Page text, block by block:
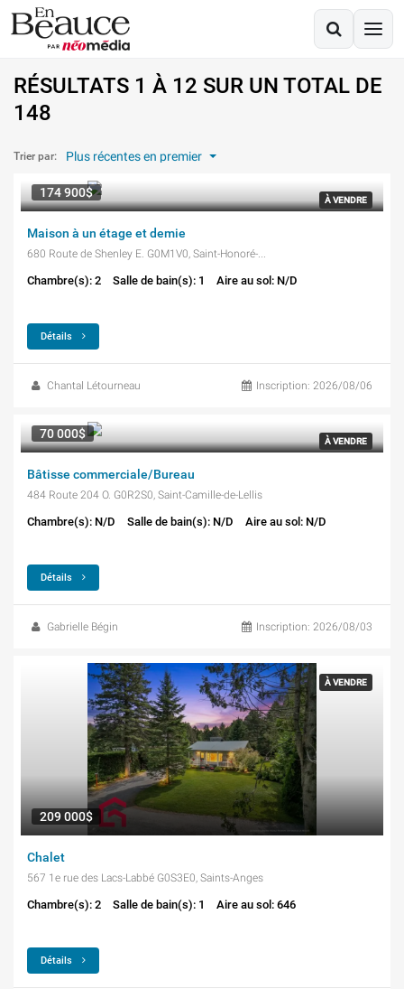
Propriétés à vendre
RÉSULTATS 1 À 12 SUR UN TOTAL DE
148
Trier par: Plus récentes en premier
À VENDRE
174 900$
Maison à un étage et demie
680 Route de Shenley E. G0M1V0, Saint-Honoré-de-Shenley
Chambre(s): 2 Salle de bain(s): 1 Aire au sol: N/D
Détails
Chantal Létourneau Inscription: 2026/08/06
À VENDRE
70 000$
Bâtisse commerciale/Bureau
484 Route 204 O. G0R2S0, Saint-Camille-de-Lellis
Chambre(s): N/D Salle de bain(s): N/D Aire au sol: N/D
Détails
Gabrielle Bégin Inscription: 2026/08/03
À VENDRE
209 000$
Chalet
567 1e rue des Lacs-Labbé G0S3E0, Saints-Anges
Chambre(s): 2 Salle de bain(s): 1 Aire au sol: 646
Détails